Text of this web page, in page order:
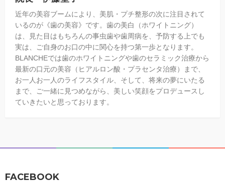
近年の美容ブームにより、美肌・プチ整形の次に注目されて
いるのが《歯の美容》です。歯の美白（ホワイトニング）
は、見た目はもちろんの事虫歯や歯周病を、予防する上でも
実は、ご自身のお口の中に関心を持つ第一歩となります。
BLANCHEでは歯のホワイトニングや歯のセラミック治療から
最新の口元の美容（ヒアルロン酸・プラセンタ治療）まで、
お一人お一人のライフスタイル、そして、将来の夢にいたる
まで、ご一緒に見つめながら、美しい笑顔をプロデュースし
ていきたいと思っております。
FACEBOOK